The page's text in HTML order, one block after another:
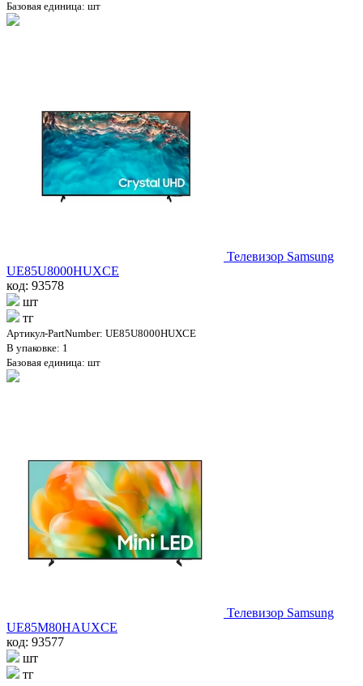
Базовая единица: шт
Телевизор Samsung
UE85U8000HUXCE
код: 93578
шт
тг
Артикул-PartNumber: UE85U8000HUXCE
В упаковке: 1
Базовая единица: шт
Телевизор Samsung
UE85M80HAUXCE
код: 93577
шт
тг